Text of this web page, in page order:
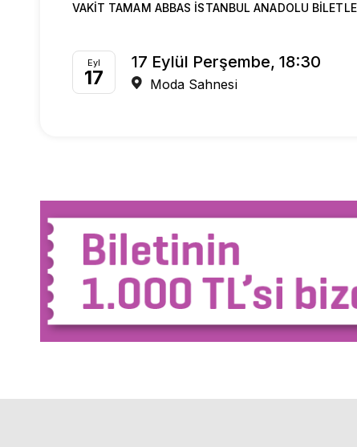
VAKIT TAMAM ABBAS İSTANBUL ANADOLU
Eyl
17
17 Eylül Perşembe, 18:30
Moda Sahnesi